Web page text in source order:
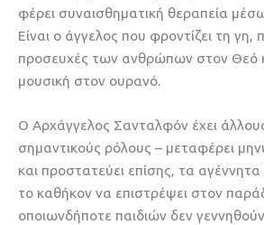
φέρει συναισθηματική θεραπεία
Είναι ο άγγελος που φροντίζει τη γη,
προσευχές των ανθρώπων στον Θεό
μουσική στον ουρανό.
Ο Αρχάγγελος Σανταλφόν έχει
σημαντικούς ρόλους – μεταφέρει
και προστατεύει επίσης, τα αγέννητα
το καθήκον να επιστρέψει στον
οποιωνδήποτε παιδιών δεν